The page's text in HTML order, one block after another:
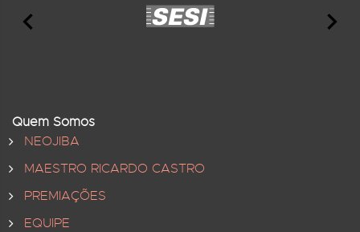
Quem Somos
NEOJIBA
MAESTRO RICARDO CASTRO
PREMIAÇÕES
EQUIPE